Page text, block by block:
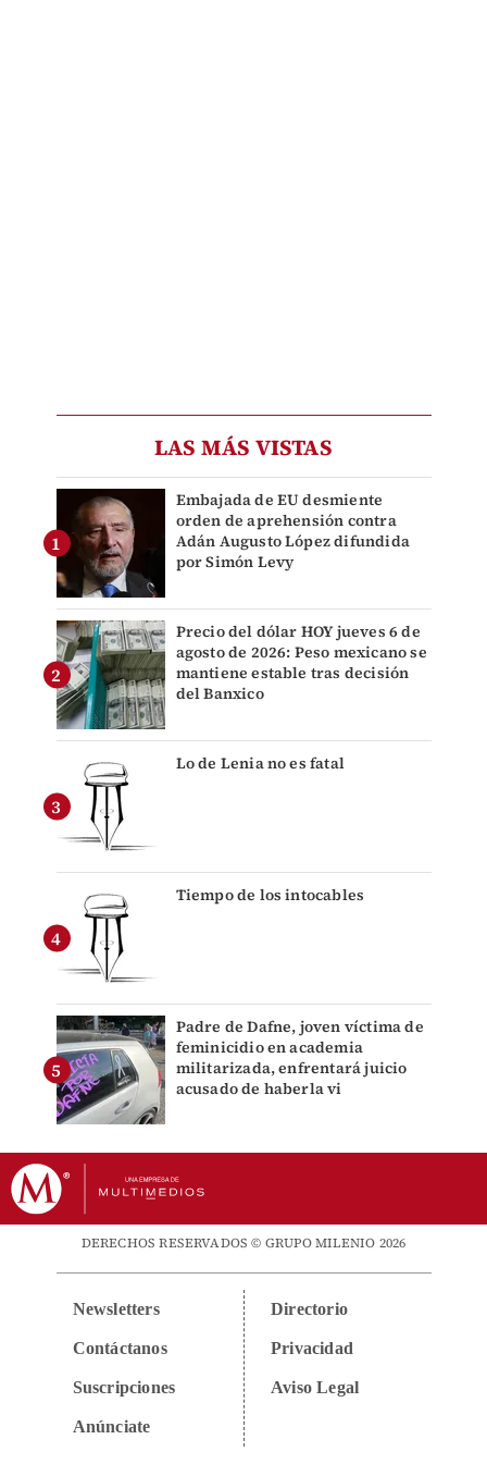
LAS MÁS VISTAS
Embajada de EU desmiente
orden de aprehensión contra
Adán Augusto López difundida
por Simón Levy
Precio del dólar HOY jueves 6 de
agosto de 2026: Peso mexicano se
mantiene estable tras decisión
del Banxico
Lo de Lenia no es fatal
Tiempo de los intocables
Padre de Dafne, joven víctima de
feminicidio en academia
militarizada, enfrentará juicio
acusado de haberla vi
DERECHOS RESERVADOS © GRUPO MILENIO 2026
Newsletters
Contáctanos
Suscripciones
Anúnciate
Directorio
Privacidad
Aviso Legal